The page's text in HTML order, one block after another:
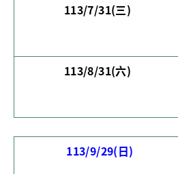
113/7/31(三)
113/8/31(六)
113/9/29(日)